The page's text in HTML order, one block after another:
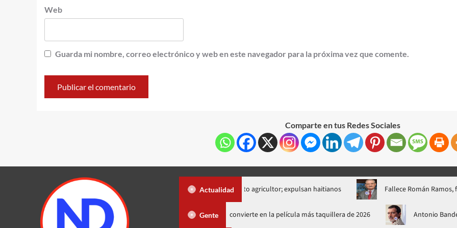
Web
Guarda mi nombre, correo electrónico y web en este navegador para la próxima vez que comente.
Comparte en tus Redes Sociales
Actualidad
Tensión en Moca tras asesinato agricultor; expulsan haitianos Fallece Román Ramos,
Gente
de diciembre o perderá los derechos ‘Spider-Man: Brand New Day’ se convierte en la película más taquillera de 2026